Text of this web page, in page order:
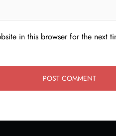
in this browser for the next